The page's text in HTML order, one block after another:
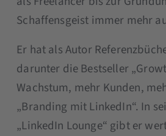
Schaffensgeist immer mehr
Er hat als Autor
darunter die Bestseller
Wachstum, mehr Kunden,
„Branding mit LinkedIn“. In
„LinkedIn Lounge“ gibt er